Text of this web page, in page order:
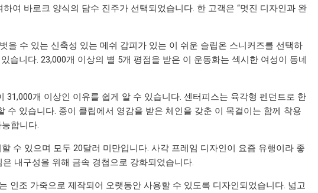
여 바로크 양식의 담수 진주가 선택되었습니다. 한 고객은 “멋진 디자인과 완
수 있는 신축성 있는 메쉬 갑피가 있는 이 쉬운 슬립온 스니커즈를 선택하
니다. 23,000개 이상의 별 5개 평점을 받은 이 운동화는 섹시한 여성이 동네
개 이상인 이유를 쉽게 알 수 있습니다. 센터피스는 육각형 펜던트로 한
있습니다. 종이 클립에서 영감을 받은 체인을 갖춘 이 목걸이는 함께 착용
합니다.
수 있으며 모두 20달러 미만입니다. 사각 프레임 디자인이 요즘 유행이라 좋
내구성을 위해 금속 경첩으로 강화되었습니다.
인조 가죽으로 제작되어 오랫동안 사용할 수 있도록 디자인되었습니다. 넓고